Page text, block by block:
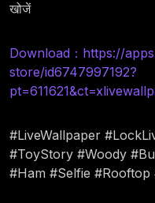
खोजें
Download：https://
store/id6747997192?
#LiveWallpaper
#ToyStory #Woody
#Ham #Selfie